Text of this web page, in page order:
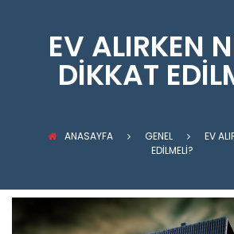
EV ALIRKEN
DIKKAT
ANASAYFA GENEL
EV
EDILMELI?